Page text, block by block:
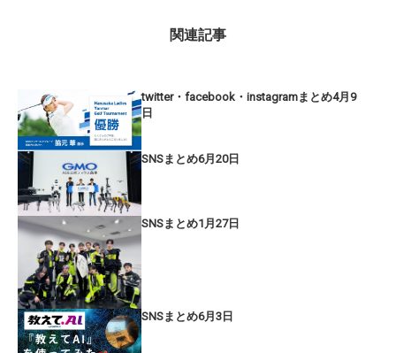
関連記事
twitter・facebook・instagramまとめ4月9
日
SNSまとめ6月20日
SNSまとめ1月27日
SNSまとめ6月3日